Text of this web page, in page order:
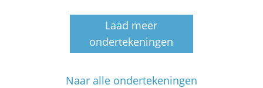
Laad meer
ondertekeningen
Naar alle ondertekeningen